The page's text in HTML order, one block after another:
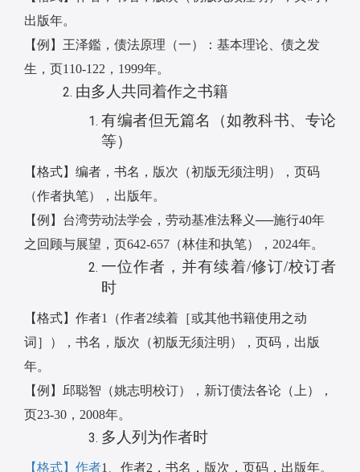
出版年。
【例】王泽鑑，债法原理（一）：基本理论、债之发
生，页110-122 ， 1999年。
由多人共同着作之书籍
有编者但无篇名（如教科书、专论
等）
【格式】编者，书名，版次（初版无须注明），页码
（作者执笔），出版年。
【例】台湾劳动法学会，劳动基准法释义──施行40年
之回顾与展望，页642-657 （林佳和执笔）， 2024年。
一位作者，并有续着/修订/校订者
时
【格式】作者1 （作者2续着［或其他书籍使用之动
词］），书名，版次（初版无须注明），页码，出版
年。
【例】邱聪智（姚志明校订），新订债法各论（上），
页23-30 ， 2008年。
多人列为作者时
【格式】作者1 、作者2 ，书名，版次，页码，出版年。